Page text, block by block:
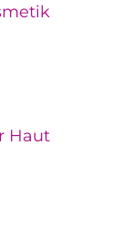
Haut